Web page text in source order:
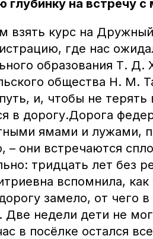
глубинку на встречу
взять курс на
где нас
образования Т. Д.
общества Н. М.
и, чтобы не
в дорогу.Дорога
ямами и лужами,
– они встречаются
тридцать лет без
вспомнила, как
замело, от чего
Две недели дети не
в посёлке остался